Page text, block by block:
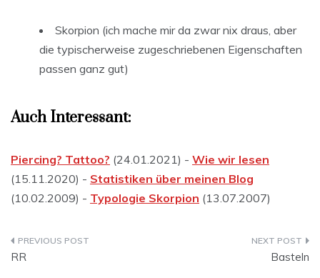
Skorpion (ich mache mir da zwar nix draus, aber
die typischerweise zugeschriebenen Eigenschaften
passen ganz gut)
Auch Interessant:
Piercing? Tattoo? (24.01.2021) - Wie wir lesen
(15.11.2020) - Statistiken über meinen Blog
(10.02.2009) - Typologie Skorpion (13.07.2007)
Beitragsnavigation
RR Basteln